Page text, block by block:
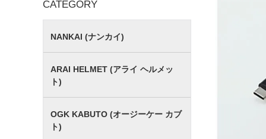
CATEGORY
NANKAI (ナンカイ)
ARAI HELMET (アライ ヘルメッ
ト)
OGK KABUTO (オージーケー カブ
ト)